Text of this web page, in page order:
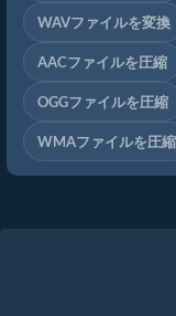
WAVファイルを変換
AACファイルを圧縮
OGGファイルを圧縮
WMAファイルを圧縮